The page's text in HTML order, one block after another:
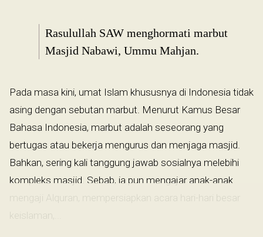
Rasulullah SAW menghormati marbut
Masjid Nabawi, Ummu Mahjan.
Pada masa kini, umat Islam khususnya di Indonesia tidak
asing dengan sebutan marbut. Menurut Kamus Besar
Bahasa Indonesia, marbut adalah seseorang yang
bertugas atau bekerja mengurus dan menjaga masjid.
Bahkan, sering kali tanggung jawab sosialnya melebihi
kompleks masjid. Sebab, ia pun mengajar anak-anak
mengaji Alquran, mempersiapkan acara hari-hari besar
keislaman,...